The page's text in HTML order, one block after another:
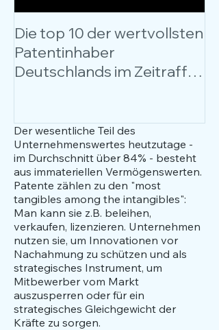
Die top 10 der wertvollsten
Patentinhaber
Deutschlands im Zeitraffer
Der wesentliche Teil des
Unternehmenswertes heutzutage -
im Durchschnitt über 84% - besteht
aus immateriellen Vermögenswerten.
Patente zählen zu den "most
tangibles among the intangibles":
Man kann sie z.B. beleihen,
verkaufen, lizenzieren. Unternehmen
nutzen sie, um Innovationen vor
Nachahmung zu schützen und als
strategisches Instrument, um
Mitbewerber vom Markt
auszusperren oder für ein
strategisches Gleichgewicht der
Kräfte zu sorgen.